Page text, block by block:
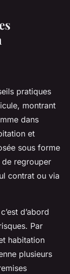
pratiques
montrant
dans
et
sous forme
regrouper
contrat ou via
d’abord
Par
habitation
plusieurs